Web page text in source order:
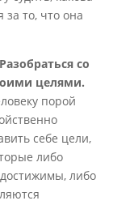
за то, что она
со
целями.
порой
себе цели,
либо
либо